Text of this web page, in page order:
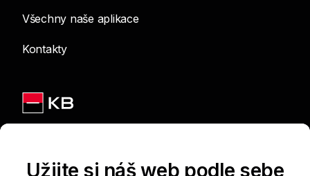
Všechny naše aplikace
Kontakty
Užijte si náš web podle sebe